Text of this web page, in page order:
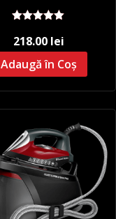
5.00 stele
218.00 lei
Adaugă în Coș